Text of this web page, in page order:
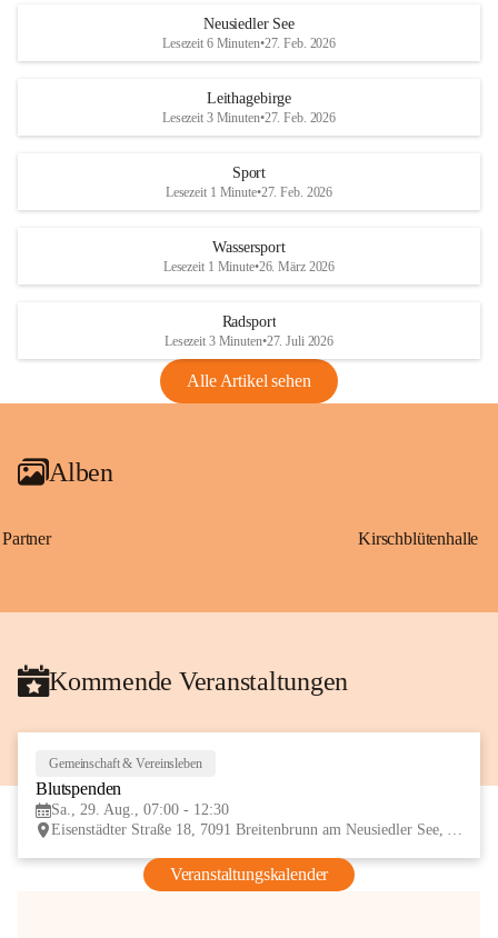
S
und den daraus folgenden wirtschaftlichen
Maßnahmen zur Bekämpfung
Rebe und der Amerikanischen
Anhang VBl. EU Nr. 18
1 Seite•1,4 MB
VBl. EU Nr. 18_2026
r
S
Neusiedler See
Lesezeit 6 Minuten•27. Feb. 2026
Leithagebirge
Lesezeit 3 Minuten•27. Feb. 2026
Sport
Lesezeit 1 Minute•27. Feb. 2026
Wassersport
Lesezeit 1 Minute•26. März 2026
Radsport
Lesezeit 3 Minuten•27. Juli 2026
Alle Artikel sehen
Alben
Partner Kirschblütenhalle
Kommende Veranstaltungen
Gemeinschaft & Vereinsleben
Blutspenden
Sa., 29. Aug., 07:00 - 12:30
Eisenstädter Straße 18, 7091 Breitenbrunn am Neusiedler See, AUT
Veranstaltungskalender